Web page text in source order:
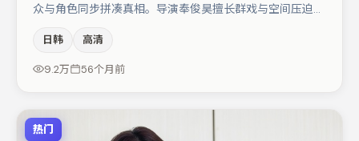
众与角色同步拼凑真相。导演奉俊昊擅长群戏与空间压迫
叙事驱动，桂纶镁、刘亦菲分别提供反差与喜剧/悬疑调剂
（视场次而定）。整体完成度较高，适合周末一口气追完。
日韩 高清
9.2万 56个月前
热门